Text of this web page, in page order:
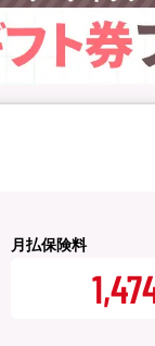
月払保険料